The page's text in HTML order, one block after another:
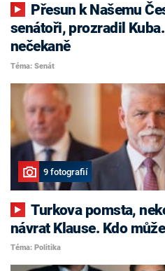
senátoři, prozradil
nečekaně
Téma: Senát
9 fotografií
Turkova pomsta, nekonfliktní Havlíček i
návrat Klause. Kdo
Téma: Politika